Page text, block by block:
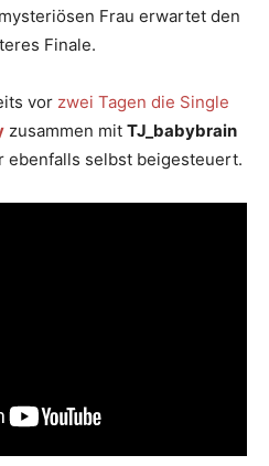
Frau erwartet den
Finale.
vor zwei Tagen die Single
zusammen mit TJ_babybrain
ebenfalls selbst beigesteuert.